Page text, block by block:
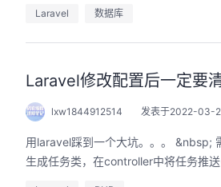
Laravel 数据库
Laravel修改配置后一定要
lxw1844912514 发表于2022-03-
用laravel踩到一个大坑。。。 &nbsp; 需要使用laravel的队列(queue)功能， 设置 ".env"配置文件 QUEUE_DRIVER=database 按照文档，建立jobs数据表，